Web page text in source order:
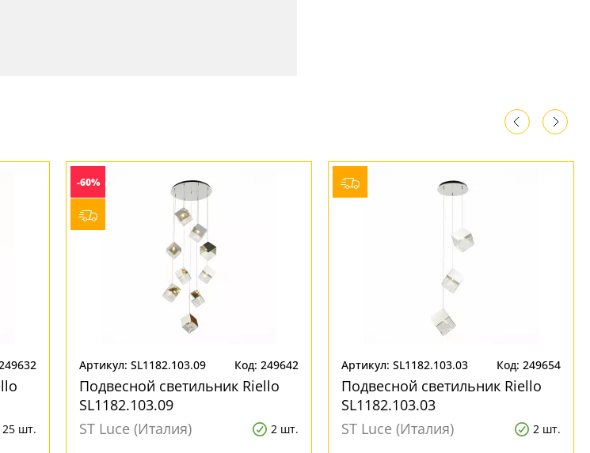
25 шт.
-60%
Артикул: SL1182.103.09 Код: 249642
Подвесной светильник Riello
SL1182.103.09
ST Luce (Италия)
2 шт.
Артикул: SL1182.103.03 Код: 249654
Подвесной светильник Riello
SL1182.103.03
ST Luce (Италия)
2 шт.